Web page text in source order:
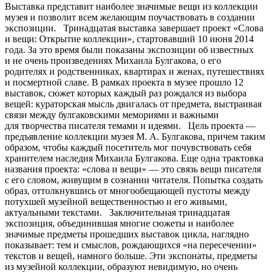
Выставка представит наиболее значимые вещи из коллекции
музея и позволит всем желающим поучаствовать в создании
экспозиции. Тринадцатая выставка завершает проект «Слова
и вещи: Открытие коллекции», стартовавший 10 июня 2014
года. За это время были показаны экспозиции об известных
и не очень произведениях Михаила Булгакова, о его
родителях и родственниках, квартирах и женах, путешествиях
и посмертной славе. В рамках проекта в музее прошло 12
выставок, сюжет которых каждый раз рождался из выбора
вещей: кураторская мысль двигалась от предмета, выстраивая
связи между булгаковскими мемориями и важными
для творчества писателя темами и идеями. Цель проекта —
предъявление коллекции музея М. А. Булгакова, причем таким
образом, чтобы каждый посетитель мог почувствовать себя
хранителем наследия Михаила Булгакова. Еще одна трактовка
названия проекта: «слова и вещи» — это связь вещи писателя
с его словом, живущим в сознании читателя. Попытка создать
образ, оттолкнувшись от многообещающей пустоты между
потухшей музейной вещественностью и его живыми,
актуальными текстами. Заключительная тринадцатая
экспозиция, объединившая многие сюжеты и наиболее
значимые предметы прошедших выставок цикла, наглядно
показывает: тем и смыслов, рождающихся «на пересечении»
текстов и вещей, намного больше. Эти экспонаты, предметы
из музейной коллекции, образуют невидимую, но очень